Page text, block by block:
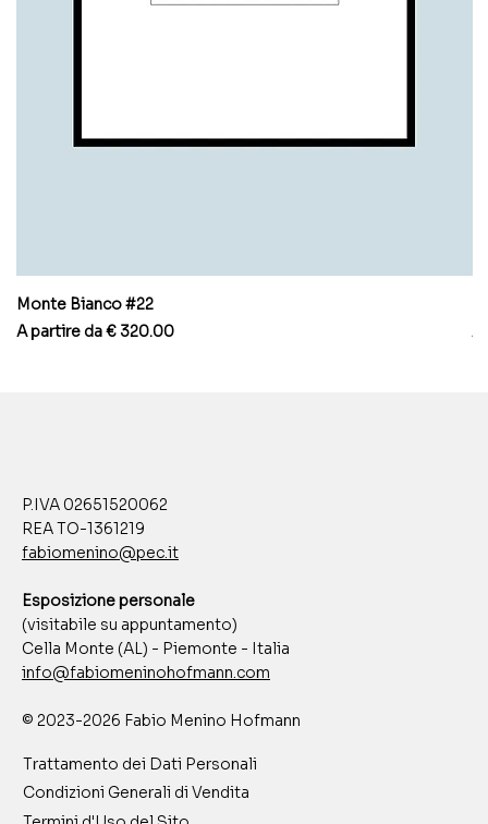
Monte Bianco #22
A partire da€ 320.00
Prezzo scontato
A
P.IVA 02651520062
REA TO-1361219
fabiomenino@pec.it
Esposizione personale
(visitabile su appuntamento)
Cella Monte (AL) - Piemonte - Italia
info@fabiomeninohofmann.com
© 2023-2026 Fabio Menino Hofmann
Trattamento dei Dati Personali
Condizioni Generali di Vendita